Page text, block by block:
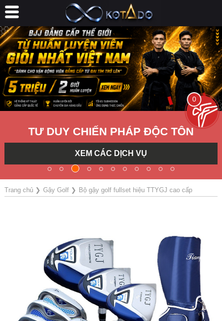
0
TƯ DUY CHIẾN PHÁP ĐỘC TÔN
XEM CÁC DỊCH VỤ
Trang chủ❯ Gậy Golf❯ Bộ gậy golf fullset hiệu TTYGJ cao cấp